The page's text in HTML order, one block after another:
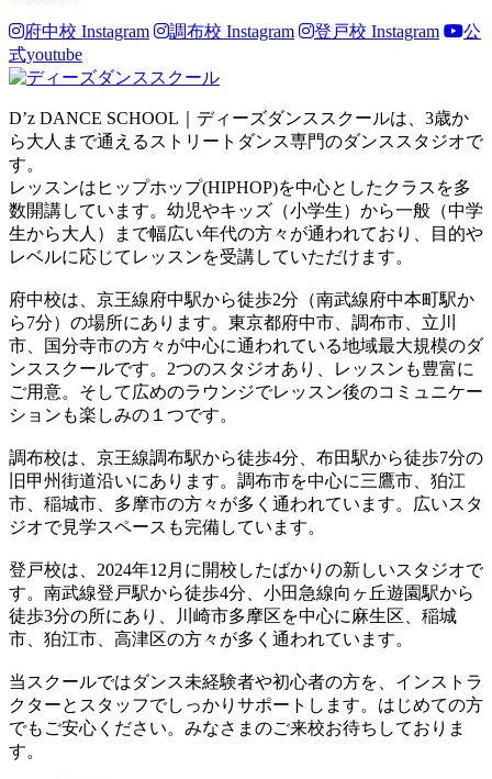
府中校 Instagram 調布校 Instagram 登戸校 Instagram
公
式youtube
D’z DANCE SCHOOL｜ディーズダンススクールは、3歳か
ら大人まで通えるストリートダンス専門のダンススタジオで
す。
レッスンはヒップホップ(HIPHOP)を中心としたクラスを多
数開講しています。幼児やキッズ（小学生）から一般（中学
生から大人）まで幅広い年代の方々が通われており、目的や
レベルに応じてレッスンを受講していただけます。
府中校は、京王線府中駅から徒歩2分（南武線府中本町駅か
ら7分）の場所にあります。東京都府中市、調布市、立川
市、国分寺市の方々が中心に通われている地域最大規模のダ
ンススクールです。2つのスタジオあり、レッスンも豊富に
ご用意。そして広めのラウンジでレッスン後のコミュニケー
ションも楽しみの１つです。
調布校は、京王線調布駅から徒歩4分、布田駅から徒歩7分の
旧甲州街道沿いにあります。調布市を中心に三鷹市、狛江
市、稲城市、多摩市の方々が多く通われています。広いスタ
ジオで見学スペースも完備しています。
登戸校は、2024年12月に開校したばかりの新しいスタジオで
す。南武線登戸駅から徒歩4分、小田急線向ヶ丘遊園駅から
徒歩3分の所にあり、川崎市多摩区を中心に麻生区、稲城
市、狛江市、高津区の方々が多く通われています。
当スクールではダンス未経験者や初心者の方を、インストラ
クターとスタッフでしっかりサポートします。はじめての方
でもご安心ください。みなさまのご来校お待ちしておりま
す。